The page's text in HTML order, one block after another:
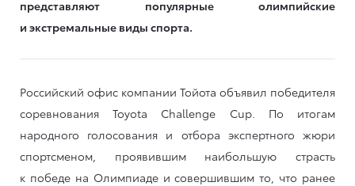
представляют популярные олимпийские
и экстремальные виды спорта.
Российский офис компании Тойота объявил победителя
соревнования Toyota Challenge Cup. По итогам
народного голосования и отбора экспертного жюри
спортсменом, проявившим наибольшую страсть
к победе на Олимпиаде и совершившим то, что ранее